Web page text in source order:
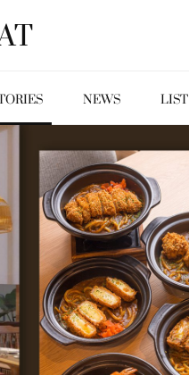
NEWS LIST